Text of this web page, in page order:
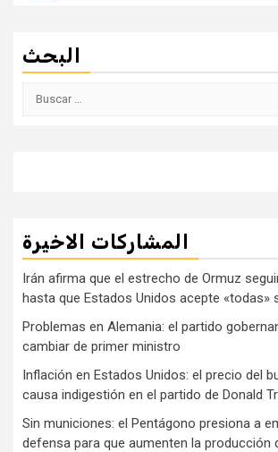
البحث
Buscar:
المشاركات الاخيرة
Irán afirma que el estrecho de Ormuz
hasta que Estados Unidos acepte «todas»
Problemas en Alemania: el partido
cambiar de primer ministro
Inflación en Estados Unidos: el precio del
causa indigestión en el partido de Donald
Sin municiones: el Pentágono presiona a
defensa para que aumenten la producción